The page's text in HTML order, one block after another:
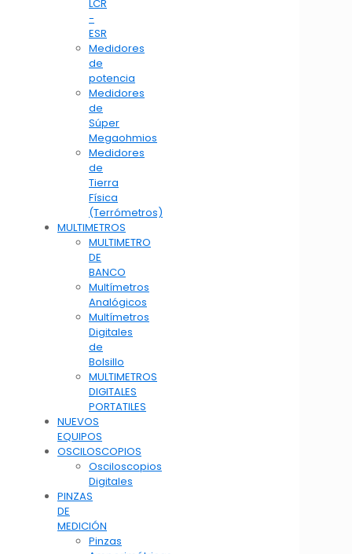
LCR
-
ESR
Medidores
de
potencia
Medidores
de
Súper
Megaohmios
Medidores
de
Tierra
Física
(Terrómetros)
MULTIMETROS
MULTIMETRO
DE
BANCO
Multímetros
Analógicos
Multímetros
Digitales
de
Bolsillo
MULTIMETROS
DIGITALES
PORTATILES
NUEVOS
EQUIPOS
OSCILOSCOPIOS
Osciloscopios
Digitales
PINZAS
DE
MEDICIÓN
Pinzas